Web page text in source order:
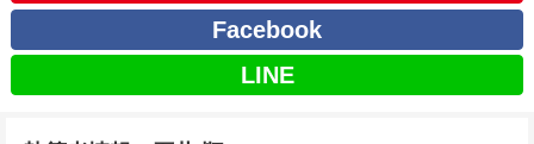
Facebook
LINE